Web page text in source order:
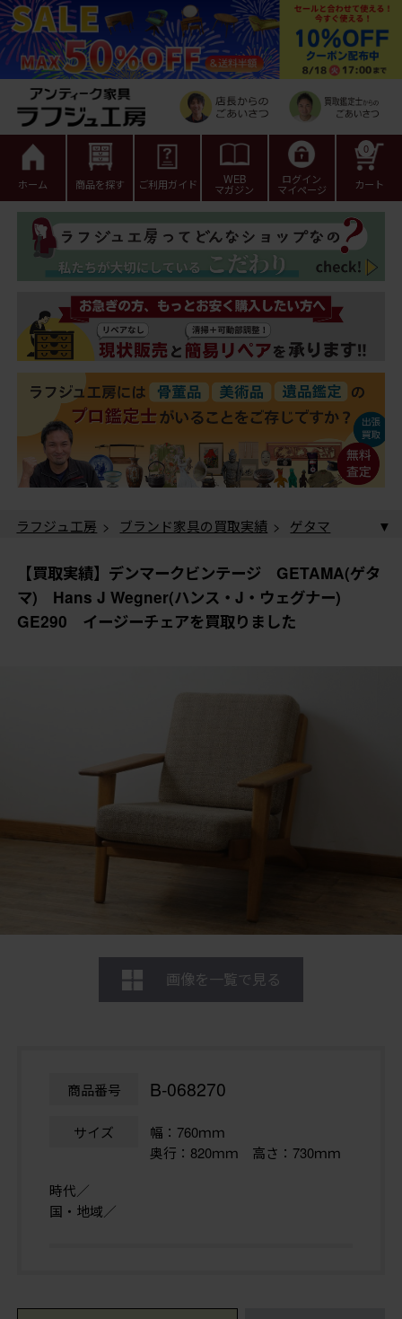
ホーム 商品を探す ご利用ガイド WEB
マガジン
ログイン
マイページ カート
0
ラフジュ工房 > ブランド家具の買取実績 >
ゲタマ
ージ GETAMA(ゲタマ) Hans J Wegner(ハンス・J・ウ
ェグナー) GE290 イージーチェアを買取りました
ラフジュ工房 > デザイナーズ家具の買取実績 > ハン
ス・J・ウェグナー(Hans J. Wegner)の買取実績
> 【買
取実績】デンマークビンテージ GETAMA(ゲタマ)
Hans J Wegner(ハンス・J・ウェグナー) GE290 イー
ラフジュ工房 > ブランド家具の買取実績 > 北欧・ヴ
ィンテージ家具の買取実績 > 【買取実績】デンマーク
【買取実績】デンマークビンテージ GETAMA(ゲタ
マ) Hans J Wegner(ハンス・J・ウェグナー)
GE290 イージーチェアを買取りました
画像を一覧で見る
商品番号 B-068270
サイズ
幅：760ｍｍ
奥行：820ｍｍ 高さ：730ｍｍ
時代／
国・地域／